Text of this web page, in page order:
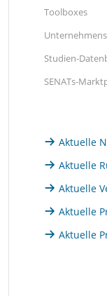
Toolboxes
Studien-
SENATs-
Aktuelle
Aktuelle
Aktuelle
Aktuelle
Aktuelle